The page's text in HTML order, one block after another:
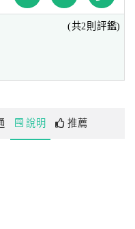
環抱著栗田莊，
、秋天山樹紅黃相映，
季變換的樂趣。
安靜的力量。
(共2則評鑑)
說明 推薦